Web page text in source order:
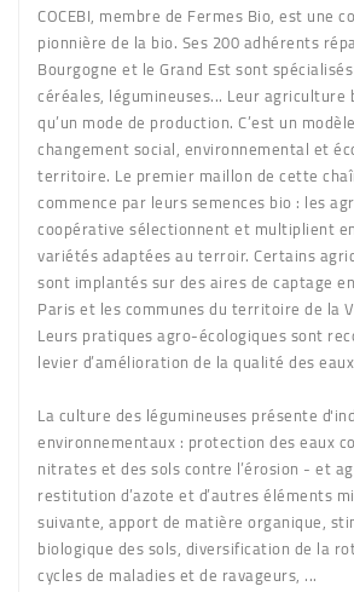
COCEBI, membre de Fermes Bio, est une
pionnière de la bio. Ses 200 adhérents
Bourgogne et le Grand Est sont
céréales, légumineuses... Leur
qu’un mode de production. C’est un
changement social, environnemental et
territoire. Le premier maillon de cette
commence par leurs semences bio : les
coopérative sélectionnent et multiplient
variétés adaptées au terroir. Certains
sont implantés sur des aires de captage
Paris et les communes du territoire de la
Leurs pratiques agro-écologiques sont
levier d’amélioration de la qualité des
La culture des légumineuses présente
environnementaux : protection des eaux
nitrates et des sols contre l’érosion - et
restitution d’azote et d’autres éléments
suivante, apport de matière organique,
biologique des sols, diversification de la
cycles de maladies et de ravageurs, ...